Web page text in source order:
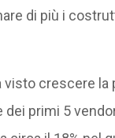
di più i
visto crescere la
dei primi 5